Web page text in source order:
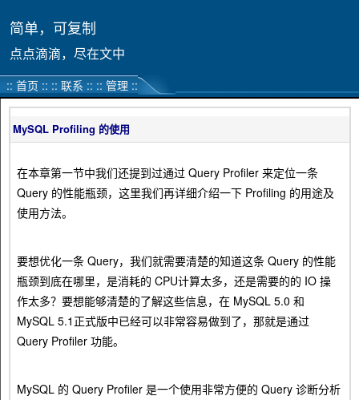
简单，可复制
点点滴滴，尽在文中
:: 首页 :: :: 联系 :: :: 管理 ::
MySQL Profiling 的使用
在本章第一节中我们还提到过通过 Query Profiler 来定位一条
Query 的性能瓶颈，这里我们再详细介绍一下 Profiling 的用途及
使用方法。
要想优化一条 Query，我们就需要清楚的知道这条 Query 的性能
瓶颈到底在哪里，是消耗的 CPU计算太多，还是需要的的 IO 操
作太多？要想能够清楚的了解这些信息，在 MySQL 5.0 和
MySQL 5.1正式版中已经可以非常容易做到了，那就是通过
Query Profiler 功能。
MySQL 的 Query Profiler 是一个使用非常方便的 Query 诊断分析